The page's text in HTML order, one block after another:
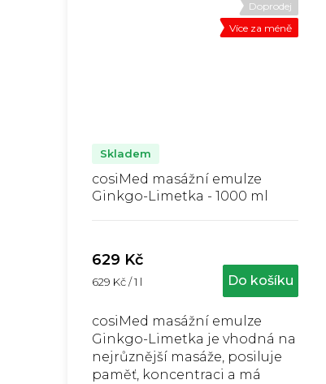
Doprodej
Více za méně
cosiMed masážní emulze
Ginkgo-Limetka - 1000 ml
produktu
je
5,0
5
hvězdiček.
Skladem
629 Kč
Měrná
629 Kč / 1 l Do košíku
cosiMed masážní emulze
Ginkgo-Limetka je vhodná na
nejrůznější masáže, posiluje
paměť, koncentraci a má